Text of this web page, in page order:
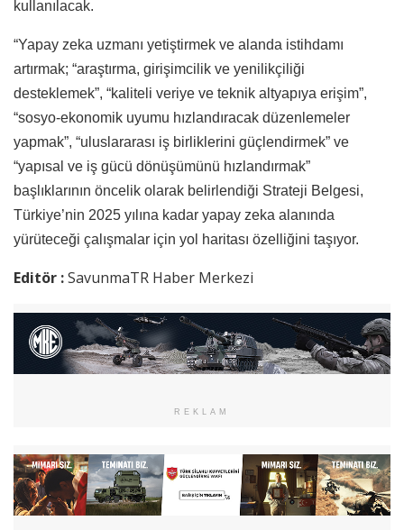
kullanılacak.
“Yapay zeka uzmanı yetiştirmek ve alanda istihdamı
artırmak; “araştırma, girişimcilik ve yenilikçiliği
desteklemek”, “kaliteli veriye ve teknik altyapıya erişim”,
“sosyo-ekonomik uyumu hızlandıracak düzenlemeler
yapmak”, “uluslararası iş birliklerini güçlendirmek” ve
“yapısal ve iş gücü dönüşümünü hızlandırmak”
başlıklarının öncelik olarak belirlendiği Strateji Belgesi,
Türkiye’nin 2025 yılına kadar yapay zeka alanında
yürüteceği çalışmalar için yol haritası özelliğini taşıyor.
Editör :SavunmaTR Haber Merkezi
REKLAM